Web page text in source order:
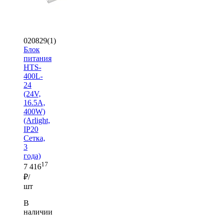
020829(1)
Блок
питания
HTS-
400L-
24
(24V,
16.5A,
400W)
(Arlight,
IP20
Сетка,
3
года)
7 41617
₽/
шт
В
наличии